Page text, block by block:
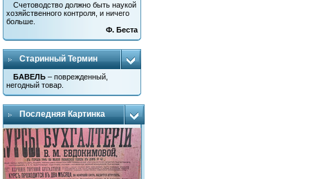
Счетоводство должно быть наукой
хозяйственного контроля, и ничего
больше.
Ф. Беста
Старинный Термин
БАВЕЛЬ – поврежденный,
негодный товар.
Последняя Картинка